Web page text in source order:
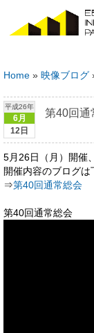
Home» 映像ブログ
平成26年
6月
12日
5月26日（月）開
開催内容のブログは
⇒第40回通常総会